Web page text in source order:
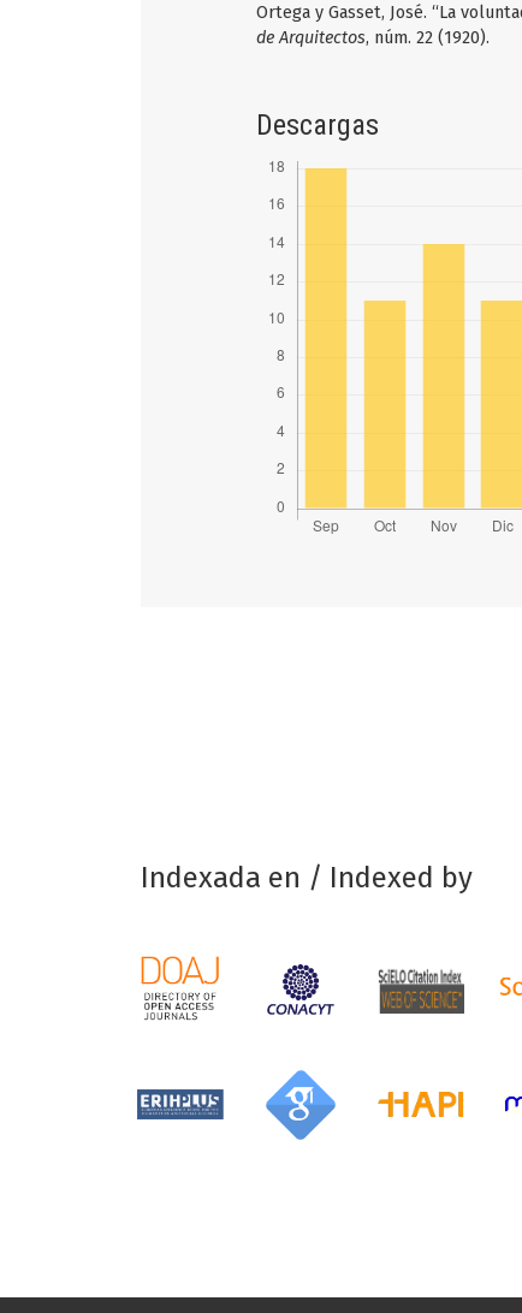
Ortega y Gasset, José. “La
de Arquitectos, núm. 22 (1920).
Descargas
Indexada en / Indexed by